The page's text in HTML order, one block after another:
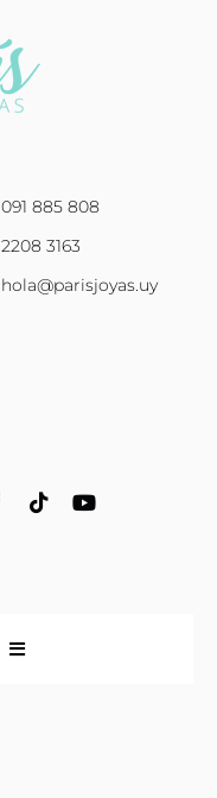
091 885 808
2208 3163
hola@parisjoyas.uy